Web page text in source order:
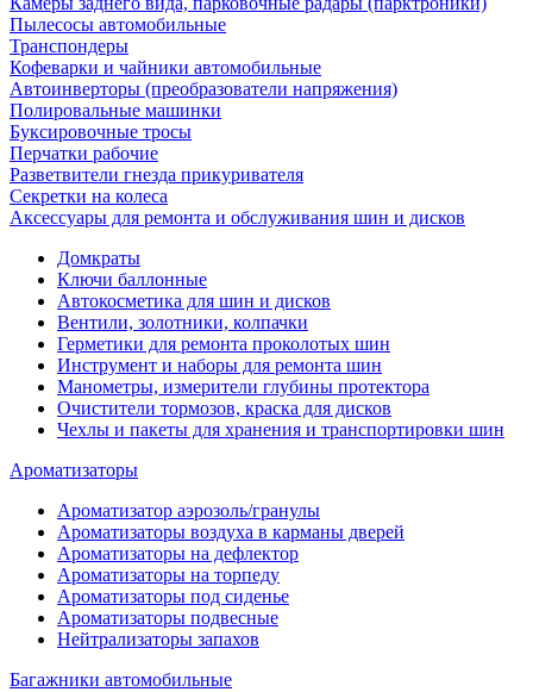
Пылесосы автомобильные
Транспондеры
Кофеварки и чайники автомобильные
Автоинверторы (преобразователи напряжения)
Полировальные машинки
Буксировочные тросы
Перчатки рабочие
Разветвители гнезда прикуривателя
Секретки на колеса
Аксессуары для ремонта и обслуживания ‎шин и дисков
Домкраты
Ключи баллонные
Автокосметика для шин и дисков
Вентили, золотники, колпачки
Герметики для ремонта проколотых шин
Инструмент и наборы для ремонта шин
Манометры, измерители глубины протектора
Очистители тормозов, краска для дисков
Чехлы и пакеты для хранения и транспортировки шин
Ароматизаторы
Ароматизатор аэрозоль/гранулы
Ароматизаторы воздуха в карманы дверей
Ароматизаторы на дефлектор
Ароматизаторы на торпеду
Ароматизаторы под сиденье
Ароматизаторы подвесные
Нейтрализаторы запахов
Багажники автомобильные